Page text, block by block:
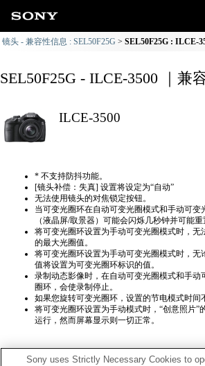
镜头 - 兼容性信息 : SEL50F25G SEL50F25G : ILCE-
SEL50F25G - ILCE-3500 ｜兼
ILCE-3500
* 不支持防抖功能。
[镜头补偿：失真] 设置将设定为“自动”
无法使用镜头的对焦锁定按钮。
当可变光圈环在自动可变光圈模式和手动可变
（液晶屏/取景器）可能会闪烁几秒钟并可能重
将可变光圈环设置为手动可变光圈模式时，无
的最大光圈值。
将可变光圈环设置为手动可变光圈模式时，无
值将设置为可变光圈环标识的值。
录制动态影像时，在自动可变光圈模式和手动
圈环，会使录制停止。
如果您旋转可变光圈环，设置的节电模式时间
将可变光圈环设置为手动模式时，“创意照片”
运行，然而屏幕显示则一切正常。
Sony uses Strictly Necessary Cookies to